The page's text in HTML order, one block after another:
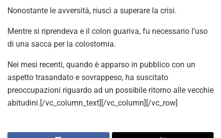
Nonostante le avversità, riuscì a superare la crisi.
Mentre si riprendeva e il colon guariva, fu necessario l’uso
di una sacca per la colostomia.
Nei mesi recenti, quando è apparso in pubblico con un
aspetto trasandato e sovrappeso, ha suscitato
preoccupazioni riguardo ad un possibile ritorno alle vecchie
abitudini.[/vc_column_text][/vc_column][/vc_row]